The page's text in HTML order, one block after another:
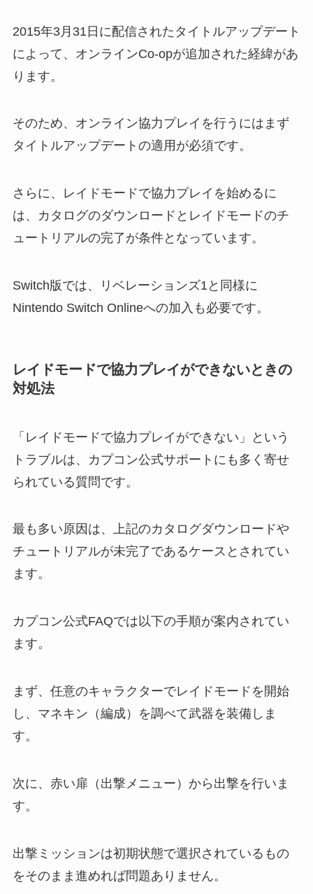
2015年3月31日に配信されたタイトルアップデート
によって、オンラインCo-opが追加された経緯があ
ります。
そのため、オンライン協力プレイを行うにはまず
タイトルアップデートの適用が必須です。
さらに、レイドモードで協力プレイを始めるに
は、カタログのダウンロードとレイドモードのチ
ュートリアルの完了が条件となっています。
Switch版では、リベレーションズ1と同様に
Nintendo Switch Onlineへの加入も必要です。
レイドモードで協力プレイができないときの
対処法
「レイドモードで協力プレイができない」という
トラブルは、カプコン公式サポートにも多く寄せ
られている質問です。
最も多い原因は、上記のカタログダウンロードや
チュートリアルが未完了であるケースとされてい
ます。
カプコン公式FAQでは以下の手順が案内されてい
ます。
まず、任意のキャラクターでレイドモードを開始
し、マネキン（編成）を調べて武器を装備しま
す。
次に、赤い扉（出撃メニュー）から出撃を行いま
す。
出撃ミッションは初期状態で選択されているもの
をそのまま進めれば問題ありません。